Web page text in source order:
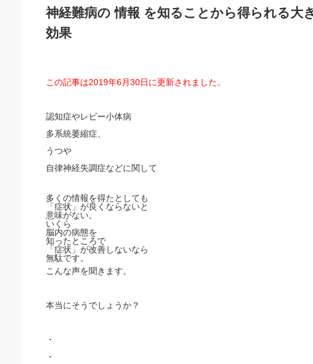
神経難病の 情報 を知ることから得られる大
効果
この記事は2019年6月30日に更新されました。
認知症やレビー小体病
多系統萎縮症、
うつや
自律神経失調症などに関して
多くの情報を得たとしても
「症状」が良くならないと
意味がない。
いくら
脳内の病態を
知ったところで
「症状」が改善しないなら
無駄です。
こんな声を聞きます。
本当にそうでしょうか？
・
・